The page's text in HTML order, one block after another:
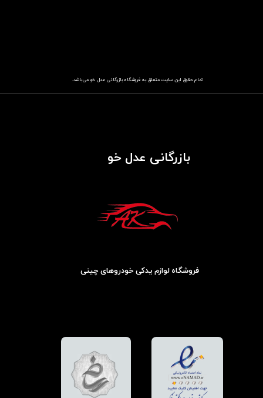
تمام حقوق این سایت متعلق به فروشگاهباز​​​​​​​رگانی عدل خو می‌باشد.
بازرگانی عدل خو
فروشگاه لوازم یدکی خودروهای چینی